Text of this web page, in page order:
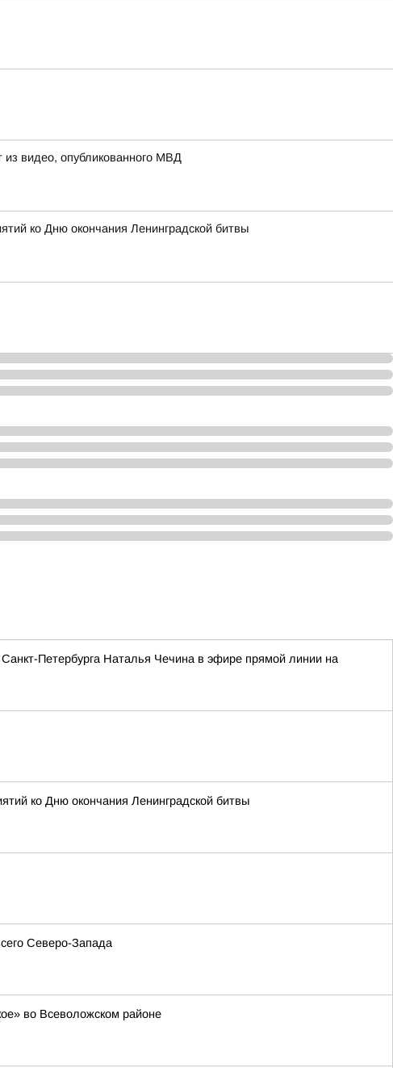
видео, опубликованного МВД
ко Дню окончания Ленинградской битвы
Санкт-Петербурга Наталья Чечина в эфире прямой линии на
ко Дню окончания Ленинградской битвы
Северо-Запада
во Всеволожском районе